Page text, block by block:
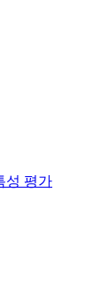
성 평가